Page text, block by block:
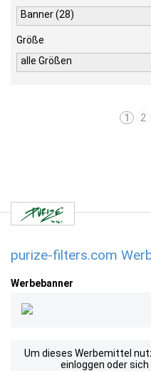
Banner (28)
Größe
alle Größen
1 2
purize-filters.com
Werbebanner
Um dieses Werbemittel
einloggen oder sich